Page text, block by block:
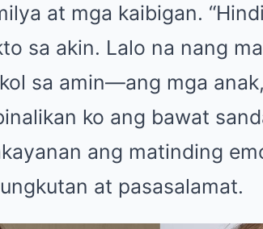
at mga kaibigan.
sa akin. Lalo na nang
sa amin—ang mga
ko ang bawat
ang matinding
at pasasalamat.